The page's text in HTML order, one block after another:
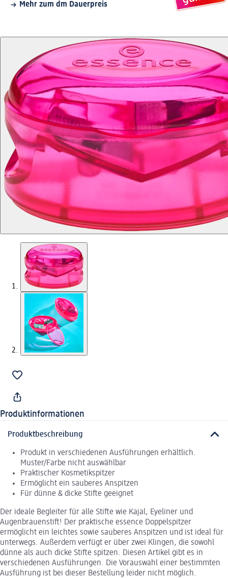
Mehr zum dm Dauerpreis
Produktinformationen
Produktbeschreibung
Produkt in verschiedenen Ausführungen erhältlich.
Muster/Farbe nicht auswählbar
Praktischer Kosmetikspitzer
Ermöglicht ein sauberes Anspitzen
Für dünne & dicke Stifte geeignet
Der ideale Begleiter für alle Stifte wie Kajal, Eyeliner und
Augenbrauenstift! Der praktische essence Doppelspitzer
ermöglicht ein leichtes sowie sauberes Anspitzen und ist ideal für
unterwegs. Außerdem verfügt er über zwei Klingen, die sowohl
dünne als auch dicke Stifte spitzen. Diesen Artikel gibt es in
verschiedenen Ausführungen. Die Vorauswahl einer bestimmten
Ausführung ist bei dieser Bestellung leider nicht möglich.